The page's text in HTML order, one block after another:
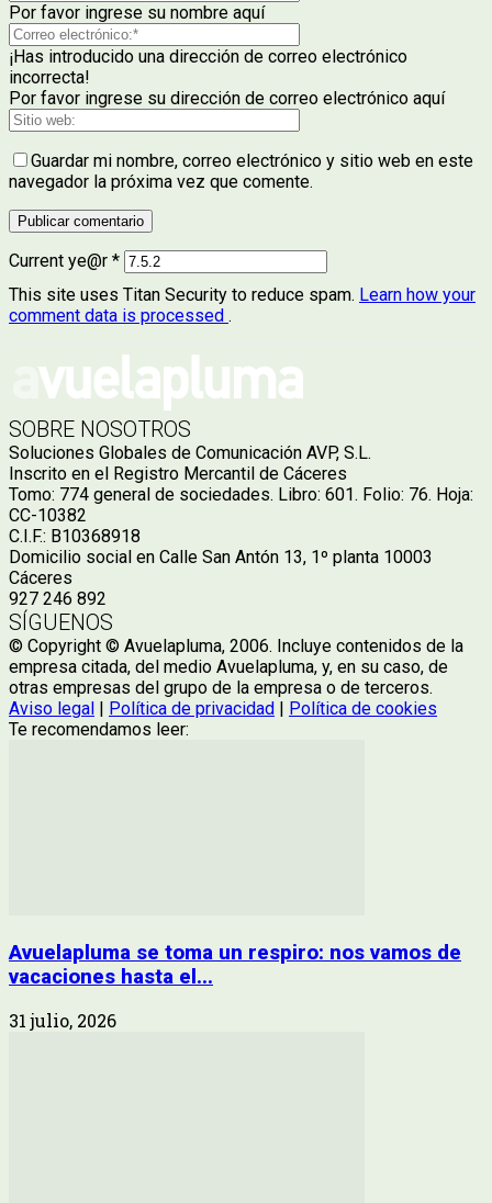
Por favor ingrese su nombre aquí
¡Has introducido una dirección de correo electrónico
incorrecta!
Por favor ingrese su dirección de correo electrónico aquí
Guardar mi nombre, correo electrónico y sitio web en este
navegador la próxima vez que comente.
Current ye@r *
This site uses Titan Security to reduce spam. Learn how your
comment data is processed .
SOBRE NOSOTROS
Soluciones Globales de Comunicación AVP, S.L.
Inscrito en el Registro Mercantil de Cáceres
Tomo: 774 general de sociedades. Libro: 601. Folio: 76. Hoja:
CC-10382
C.I.F.: B10368918
Domicilio social en Calle San Antón 13, 1º planta 10003
Cáceres
927 246 892
SÍGUENOS
© Copyright © Avuelapluma, 2006. Incluye contenidos de la
empresa citada, del medio Avuelapluma, y, en su caso, de
otras empresas del grupo de la empresa o de terceros.
Aviso legal | Política de privacidad | Política de cookies
Te recomendamos leer:
Avuelapluma se toma un respiro: nos vamos de
vacaciones hasta el...
31 julio, 2026